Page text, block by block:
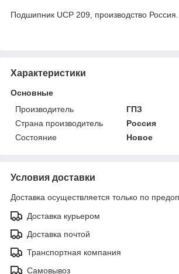
Подшипник UCP 209, производство Россия.
Характеристики
Основные
Производитель
ГПЗ
Страна производитель
Россия
Состояние
Новое
Условия доставки
Доставка осуществляется только по
Доставка курьером
Доставка почтой
Транспортная компания
Самовывоз